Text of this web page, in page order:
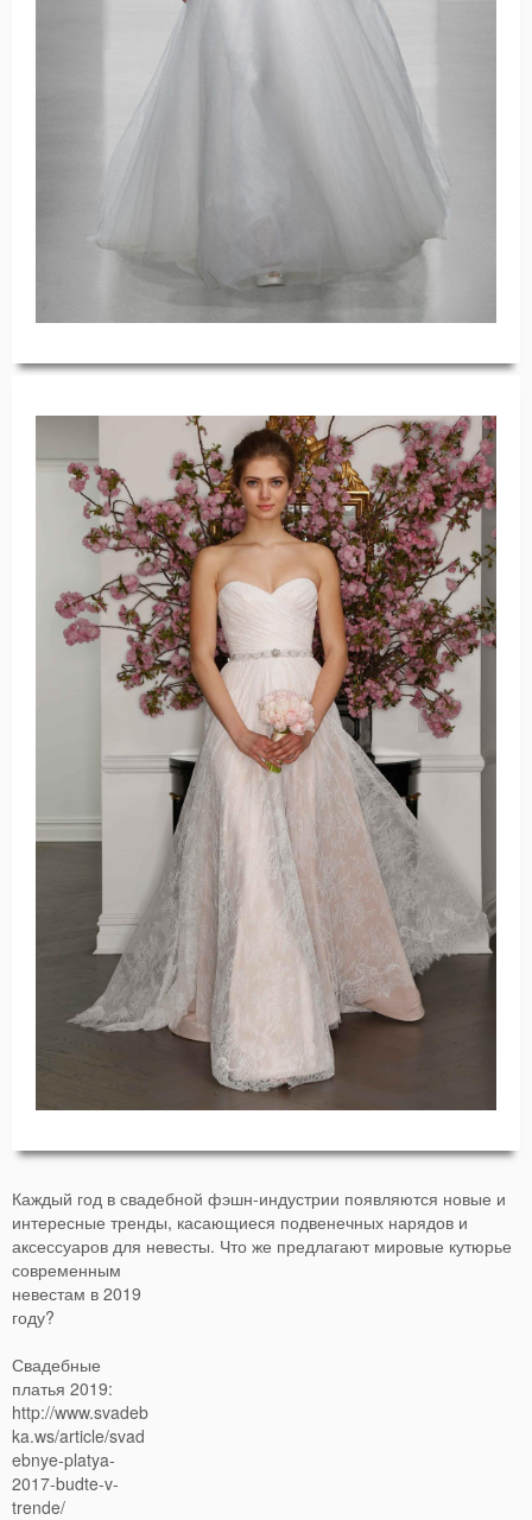
Каждый год в свадебной фэшн-индустрии появляются новые и
интересные тренды, касающиеся подвенечных нарядов и
аксессуаров для невесты. Что же предлагают мировые кутюрье
современным
невестам в 2019
году?
Свадебные
платья 2019:
http://www.svadeb
ka.ws/article/svad
ebnye-platya-
2017-budte-v-
trende/